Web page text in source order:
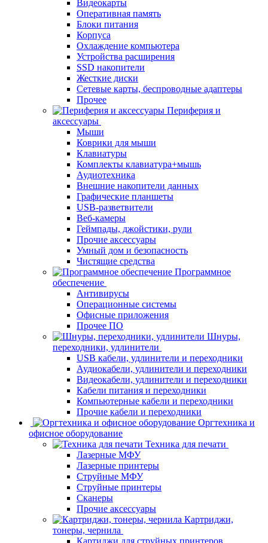
Видеокарты
Оперативная память
Блоки питания
Корпуса
Охлаждение компьютера
Устройства расширения
SSD накопители
Жесткие диски
Сетевые карты, беспроводные адаптеры
Прочее
Периферия и
аксессуары
Мыши
Коврики для мыши
Клавиатуры
Комплекты клавиатура+мышь
Аудиотехника
Внешние накопители данных
Графические планшеты
USB-разветвители
Веб-камеры
Геймпады, джойстики, рули
Прочие аксессуары
Умный дом и безопасность
Чистящие средства
Программное
обеспечение
Антивирусы
Операционные системы
Офисные приложения
Прочее ПО
Шнуры,
переходники, удлинители
USB кабели, удлинители и переходники
Аудиокабели, удлинители и переходники
Видеокабели, удлинители и переходники
Кабели питания и переходники
Компьютерные кабели и переходники
Прочие кабели и переходники
Оргтехника и
офисное оборудование
Техника для печати
Лазерные МФУ
Лазерные принтеры
Струйные МФУ
Струйные принтеры
Сканеры
Прочие аксессуары
Картриджи,
тонеры, чернила
Картиджи для струйных принтеров